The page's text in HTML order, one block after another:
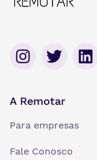
A Remotar
Para empresas
Fale Conosco